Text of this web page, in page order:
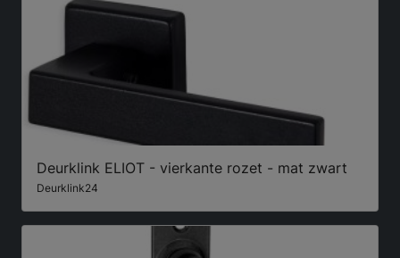
Deurklink ELIOT - vierkante rozet - mat zwart
Deurklink24